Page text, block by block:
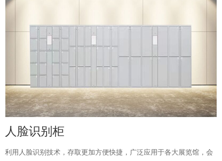
人脸识别柜
利用人脸识别技术，存取更加方便快捷，广泛应用于各大展览馆，会